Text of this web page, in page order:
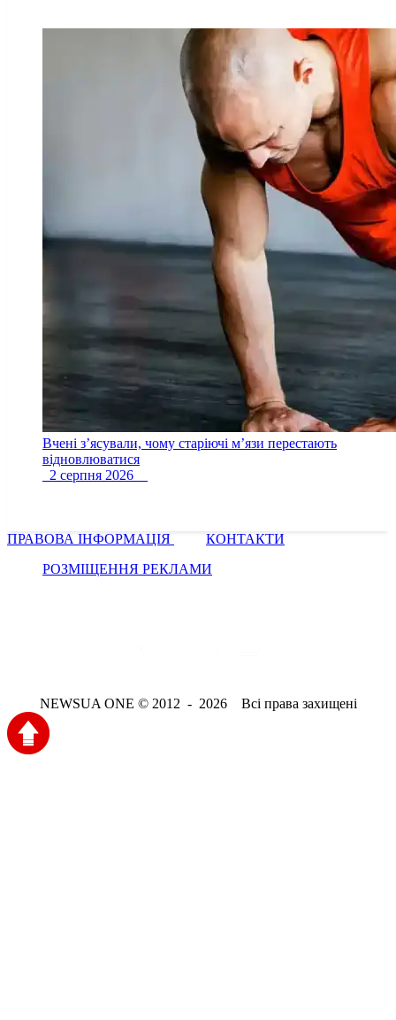
Вчені з’ясували, чому старіючі м’язи перестають
відновлюватися
2 серпня 2026
ПРАВОВА ІНФОРМАЦІЯ
КОНТАКТИ
РОЗМІЩЕННЯ РЕКЛАМИ
NEWSUA ONE © 2012 - 2026 Всі права захищені